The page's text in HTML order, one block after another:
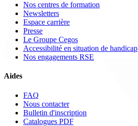
Nos centres de formation
Newsletters
Espace carrière
Presse
Le Groupe Cegos
Accessibilité en situation de handicap
Nos engagements RSE
Aides
FAQ
Nous contacter
Bulletin d'inscription
Catalogues PDF